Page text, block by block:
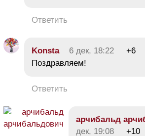
Ответить
Konsta 6 дек, 18:22
+6
Поздравляем!
Ответить
арчибальд
дек, 19:08
+10